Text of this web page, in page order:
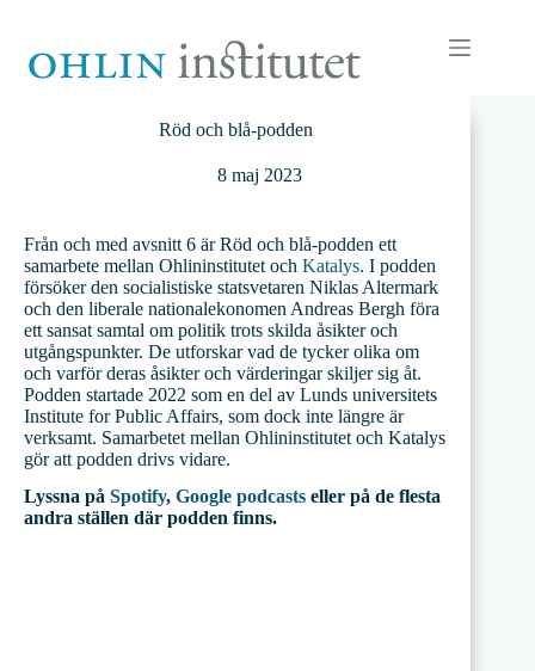
innehåll
Röd och blå-podden
8 maj 2023
Från och med avsnitt 6 är Röd och blå-podden ett
samarbete mellan Ohlininstitutet och Katalys. I podden
försöker den socialistiske statsvetaren Niklas Altermark
och den liberale nationalekonomen Andreas Bergh föra
ett sansat samtal om politik trots skilda åsikter och
utgångspunkter. De utforskar vad de tycker olika om
och varför deras åsikter och värderingar skiljer sig åt.
Podden startade 2022 som en del av Lunds universitets
Institute for Public Affairs, som dock inte längre är
verksamt. Samarbetet mellan Ohlininstitutet och Katalys
gör att podden drivs vidare.
Lyssna på Spotify, Google podcasts eller på de flesta
andra ställen där podden finns.